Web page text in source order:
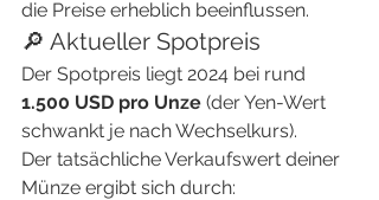
die Preise erheblich beeinflussen.
🔎 Aktueller Spotpreis
Der Spotpreis liegt 2024 bei rund
1.500 USD pro Unze (der Yen-Wert
schwankt je nach Wechselkurs).
Der tatsächliche Verkaufswert deiner
Münze ergibt sich durch: